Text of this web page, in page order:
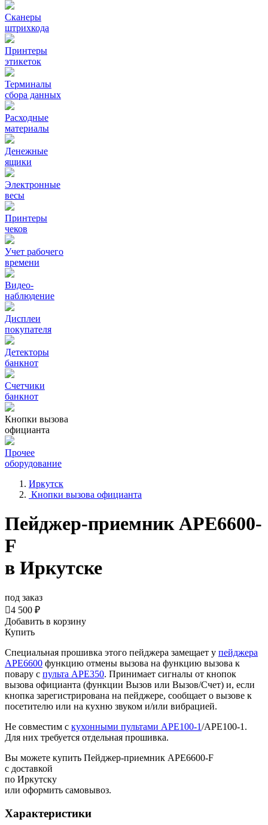
Сканеры
штрихкода
Принтеры
этикеток
Терминалы
сбора данных
Расходные
материалы
Денежные
ящики
Электронные
весы
Принтеры
чеков
Учет рабочего
времени
Видео‑
наблюдение
Дисплеи
покупателя
Детекторы
банкнот
Счетчики
банкнот
Кнопки вызова
официанта
Прочее
оборудование
Иркутск
Кнопки вызова официанта
Пейджер-приемник АРЕ6600-
F
в Иркутске
под заказ
4 500 ₽
Добавить в корзину
Купить
Специальная прошивка этого пейджера замещает у пейджера
АРЕ6600 функцию отмены вызова на функцию вызова к
повару с пульта APE350. Принимает сигналы от кнопок
вызова официанта (функции Вызов или Вызов/Счет) и, если
кнопка зарегистрирована на пейджере, сообщает о вызове к
посетителю или на кухню звуком и/или вибрацией.
Не совместим с кухонными пультами APE100-1/APE100-1.
Для них требуется отдельная прошивка.
Вы можете купить Пейджер-приемник АРЕ6600-F
с доставкой
по Иркутску
или оформить самовывоз.
Характеристики